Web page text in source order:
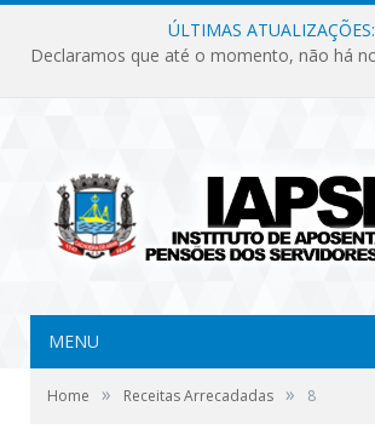
ÚLTIMAS ATUALIZAÇÕES:
MENU
Home » Receitas Arrecadadas » 8